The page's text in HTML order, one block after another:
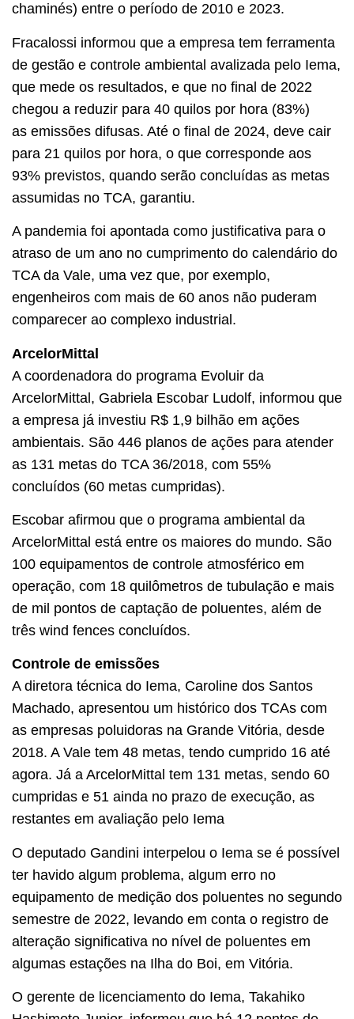
chaminés) entre o período de 2010 e 2023.
Fracalossi informou que a empresa tem ferramenta
de gestão e controle ambiental avalizada pelo Iema,
que mede os resultados, e que no final de 2022
chegou a reduzir para 40 quilos por hora (83%)
as emissões difusas. Até o final de 2024, deve cair
para 21 quilos por hora, o que corresponde aos
93% previstos, quando serão concluídas as metas
assumidas no TCA, garantiu.
A pandemia foi apontada como justificativa para o
atraso de um ano no cumprimento do calendário do
TCA da Vale, uma vez que, por exemplo,
engenheiros com mais de 60 anos não puderam
comparecer ao complexo industrial.
ArcelorMittal
A coordenadora do programa Evoluir da
ArcelorMittal, Gabriela Escobar Ludolf, informou que
a empresa já investiu R$ 1,9 bilhão em ações
ambientais. São 446 planos de ações para atender
as 131 metas do TCA 36/2018, com 55%
concluídos (60 metas cumpridas).
Escobar afirmou que o programa ambiental da
ArcelorMittal está entre os maiores do mundo. São
100 equipamentos de controle atmosférico em
operação, com 18 quilômetros de tubulação e mais
de mil pontos de captação de poluentes, além de
três wind fences concluídos.
Controle de emissões
A diretora técnica do Iema, Caroline dos Santos
Machado, apresentou um histórico dos TCAs com
as empresas poluidoras na Grande Vitória, desde
2018. A Vale tem 48 metas, tendo cumprido 16 até
agora. Já a ArcelorMittal tem 131 metas, sendo 60
cumpridas e 51 ainda no prazo de execução, as
restantes em avaliação pelo Iema
O deputado Gandini interpelou o Iema se é possível
ter havido algum problema, algum erro no
equipamento de medição dos poluentes no segundo
semestre de 2022, levando em conta o registro de
alteração significativa no nível de poluentes em
algumas estações na Ilha do Boi, em Vitória.
O gerente de licenciamento do Iema, Takahiko